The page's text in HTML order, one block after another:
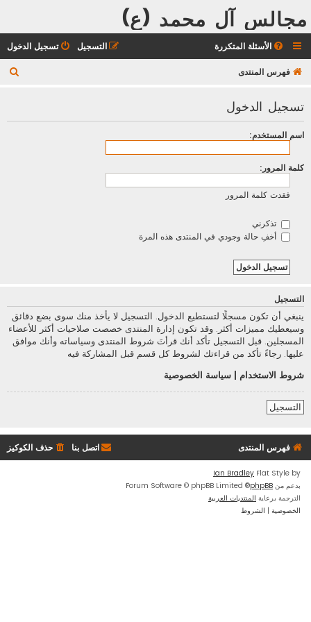
مجالس آل محمد (ع)
الأسئلة المتكررة تسجيل الدخول التسجيل
فهرس المنتدى
تسجيل الدخول
اسم المستخدم:
كلمة المرور:
فقدت كلمة المرور
تذكرني
أخفِ حالة وجودي في المنتدى هذه المرة
التسجيل
ينبغي أن تكون مسجلًا لتستطيع الدخول. التسجيل لا يأخذ منك سوى بضع دقائق
وسيعطيك مميزات أكثر. وقد تكون إدارة المنتدى خصصت صلاحيات أكثر للأعضاء
المسجلين. قبل التسجيل تأكد أنك قرأتَ شروط المنتدى وسياساته وأنك موافق
عليها. رجاءً تأكد من قراءتك لشروط كل قسم قبل المشاركة فيه
شروط الاستخدام
سياسة الخصوصية
التسجيل
فهرس المنتدى حذف الكوكيز اتصل بنا
Flat Style by
Ian Bradley
بدعم من phpBB
® Forum Software © phpBB Limited
الترجمة برعاية المنتديات العربية
الخصوصية | الشروط